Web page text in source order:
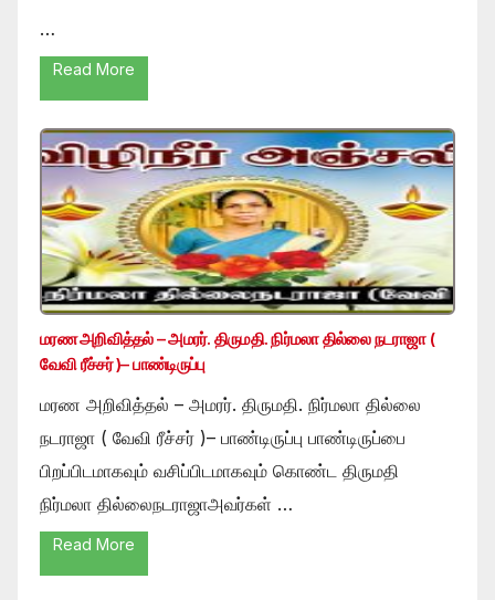
…
Read More
மரண அறிவித்தல் – அமரர். திருமதி. நிர்மலா தில்லை நடராஜா (
வேவி ரீச்சர் )– பாண்டிருப்பு
மரண அறிவித்தல் – அமரர். திருமதி. நிர்மலா தில்லை
நடராஜா ( வேவி ரீச்சர் )– பாண்டிருப்பு பாண்டிருப்பை
பிறப்பிடமாகவும் வசிப்பிடமாகவும் கொண்ட திருமதி
நிர்மலா தில்லைநடராஜாஅவர்கள் …
Read More